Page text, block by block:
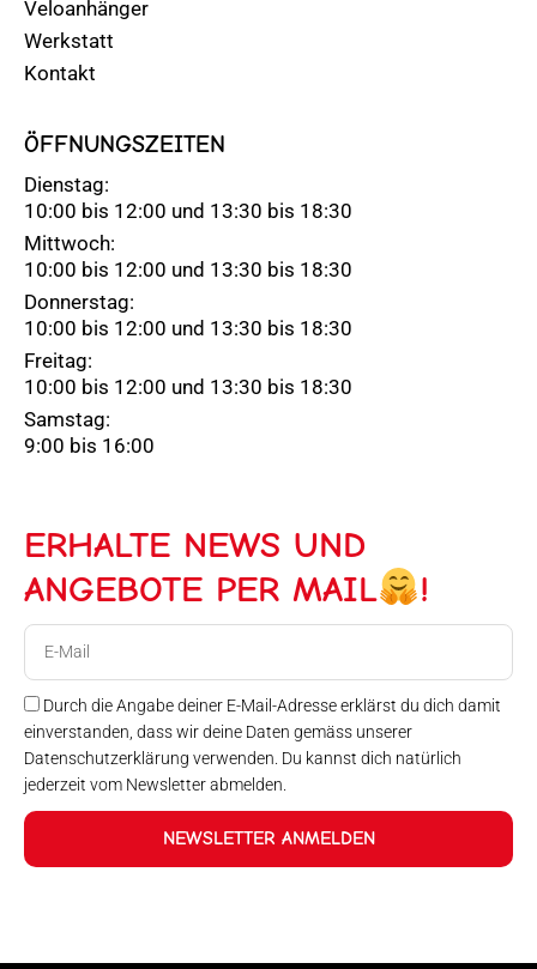
Veloanhänger
Werkstatt
Kontakt
ÖFFNUNGSZEITEN
Dienstag:
10:00 bis 12:00 und 13:30 bis 18:30
Mittwoch:
10:00 bis 12:00 und 13:30 bis 18:30
Donnerstag:
10:00 bis 12:00 und 13:30 bis 18:30
Freitag:
10:00 bis 12:00 und 13:30 bis 18:30
Samstag:
9:00 bis 16:00
ERHALTE NEWS UND
ANGEBOTE PER MAIL
!
Durch die Angabe deiner E-Mail-Adresse erklärst du dich damit
einverstanden, dass wir deine Daten gemäss unserer
Datenschutzerklärung verwenden. Du kannst dich natürlich
jederzeit vom Newsletter abmelden.
NEWSLETTER ANMELDEN